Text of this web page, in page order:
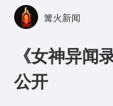
篝火新闻
《女神异闻
公开